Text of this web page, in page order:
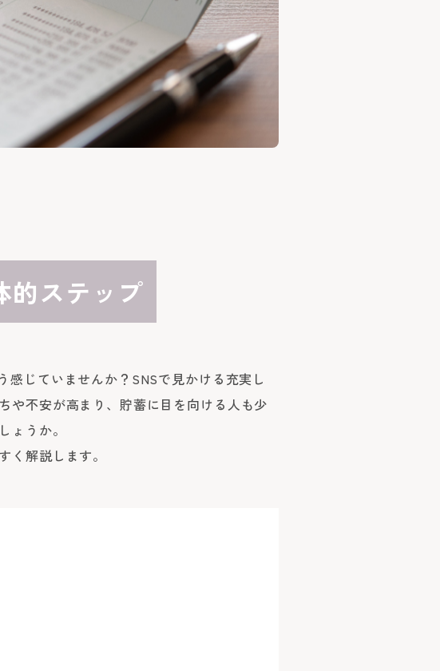
的ステップ
じていませんか？SNSで見かける充実し
や不安が高まり、貯蓄に目を向ける人も少
ょうか。
く解説します。